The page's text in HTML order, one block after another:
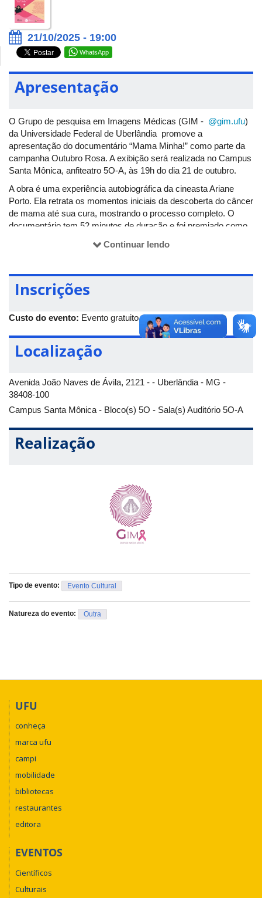
21/10/2025 - 19:00
WhatsApp
Apresentação
O Grupo de pesquisa em Imagens Médicas (GIM - @gim.ufu)
da Universidade Federal de Uberlândia promove a
apresentação do documentário “Mama Minha!” como parte da
campanha Outubro Rosa. A exibição será realizada no Campus
Santa Mônica, anfiteatro 5O-A, às 19h do dia 21 de outubro.
A obra é uma experiência autobiográfica da cineasta Ariane
Porto. Ela retrata os momentos iniciais da descoberta do câncer
de mama até sua cura, mostrando o processo completo. O
documentário tem 52 minutos de duração e foi premiado como
Continuar lendo
Inscrições
Custo do evento: Evento gratuito
Localização
Avenida João Naves de Ávila, 2121 - - Uberlândia - MG -
38408-100
Campus Santa Mônica - Bloco(s) 5O - Sala(s) Auditório 5O-A
Realização
Tipo de evento: Evento Cultural
Natureza do evento: Outra
UFU
conheça
marca ufu
campi
mobilidade
bibliotecas
restaurantes
editora
EVENTOS
Científicos
Culturais